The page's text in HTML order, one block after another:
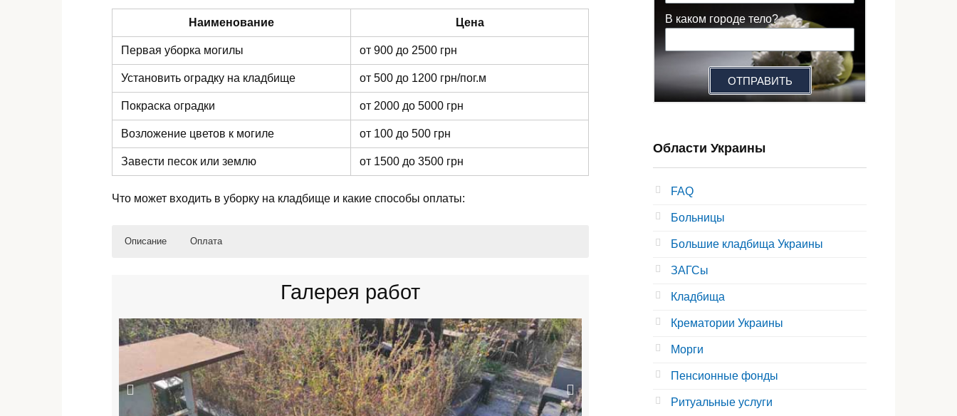
Наименование Цена
Первая уборка могилы от 900 до 2500 грн
Установить оградку на кладбище от 500 до 1200 грн/пог.м
Покраска оградки от 2000 до 5000 грн
Возложение цветов к могиле от 100 до 500 грн
Завести песок или землю от 1500 до 3500 грн
Что может входить в уборку на кладбище и какие способы оплаты:
Описание Оплата
Очистка от сорняков и ненужной растительности;
Полив растений;
Стрижка кустов;
Спиливание мешающих веток, деревьев;
Расчистка места захоронения от снега;
Возложение цветов и венков;
Денежный перевод системой: Western Union, Moneygram или Ria;
Наличными на месте;
По договоренности.
Галерея работ
В каком городе тело?
ОТПРАВИТЬ
Области Украины
FAQ
Больницы
Большие кладбища Украины
ЗАГСы
Кладбища
Крематории Украины
Морги
Пенсионные фонды
Ритуальные услуги